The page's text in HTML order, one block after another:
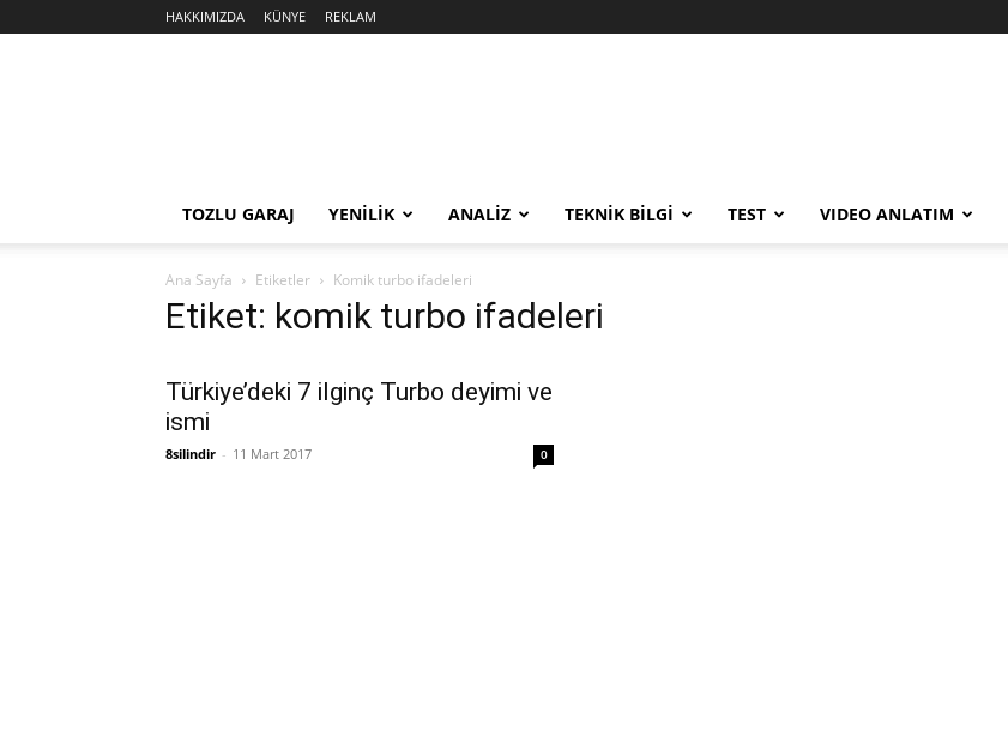
HAKKIMIZDA KÜNYE REKLAM
TOZLU GARAJ YENİLİK ANALİZ TEKNİK BİLGİ TEST VIDEO ANLATIM
Ana Sayfa Etiketler Komik turbo ifadeleri
Etiket: komik turbo ifadeleri
Türkiye’deki 7 ilginç Turbo deyimi ve
ismi
8silindir - 11 Mart 2017 0